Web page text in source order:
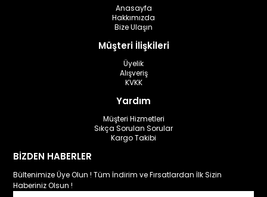
Anasayfa
Hakkımızda
Bize Ulaşın
Müşteri İlişkileri
Üyelik
Alışveriş
KVKK
Yardım
Müşteri Hizmetleri
Sıkça Sorulan Sorular
Kargo Takibi
BİZDEN HABERLER
Bültenimize Üye Olun ! Tüm İndirim ve Fırsatlardan İlk Sizin
Haberiniz Olsun !